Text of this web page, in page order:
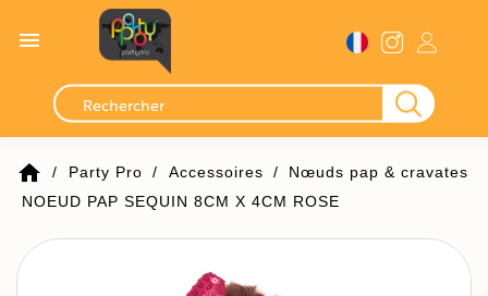

home Party Pro Accessoires
Nœuds pap & cravates
NOEUD PAP SEQUIN 8CM X 4CM ROSE